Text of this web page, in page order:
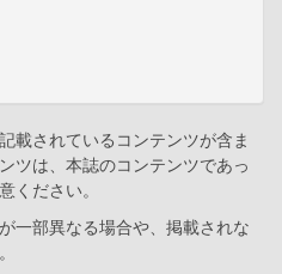
載されているコンテンツが含ま
ツは、本誌のコンテンツであっ
ください。
一部異なる場合や、掲載されな